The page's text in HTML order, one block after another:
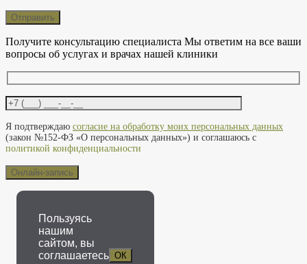
Получите консультацию специалиста Мы ответим на все ваши
вопросы об услугах и врачах нашей клиники
Я подтверждаю согласие на обработку моих персональных данных
(закон №152-ФЗ «О персональных данных») и соглашаюсь с
политикой конфиденциальности
Пользуясь
нашим
сайтом, вы
соглашаетесь ОК